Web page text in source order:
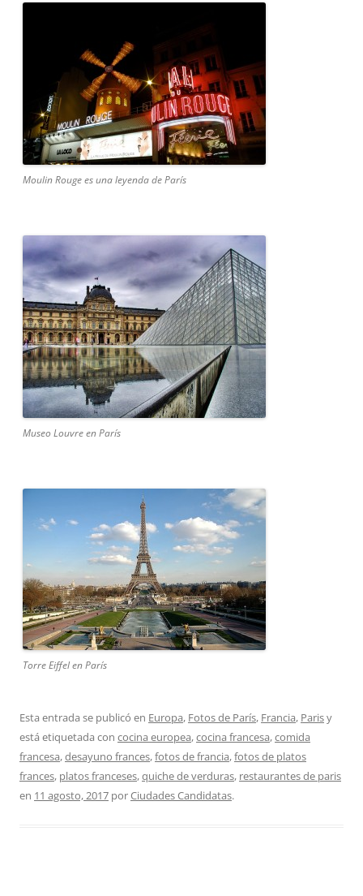
Moulin Rouge es una leyenda de París
Museo Louvre en París
Torre Eiffel en París
Esta entrada se publicó en Europa, Fotos de París, Francia, Parisy
está etiquetada con cocina europea,cocina francesa,comida
francesa,desayuno frances,fotos de francia,fotos de platos
frances, platos franceses,quiche de verduras, restaurantes de paris
en 11 agosto, 2017 porCiudades Candidatas.